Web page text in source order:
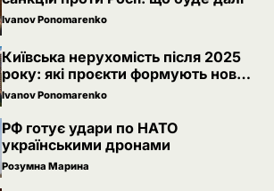
Ivanov Ponomarenko
Київська нерухомість після 2025
року: які проєкти формують новий
вигляд столиці
Ivanov Ponomarenko
РФ готує удари по НАТО
українськими дронами
Розумна Марина